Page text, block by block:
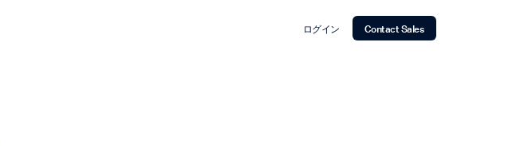
ログイン Contact Sales